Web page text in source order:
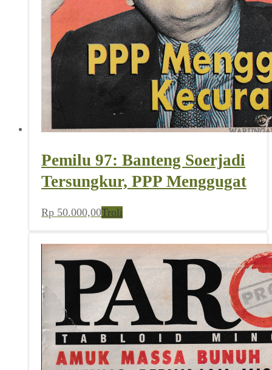
Pemilu 97: Banteng Soerjadi
Tersungkur, PPP Menggugat
Rp 50.000,00Troli